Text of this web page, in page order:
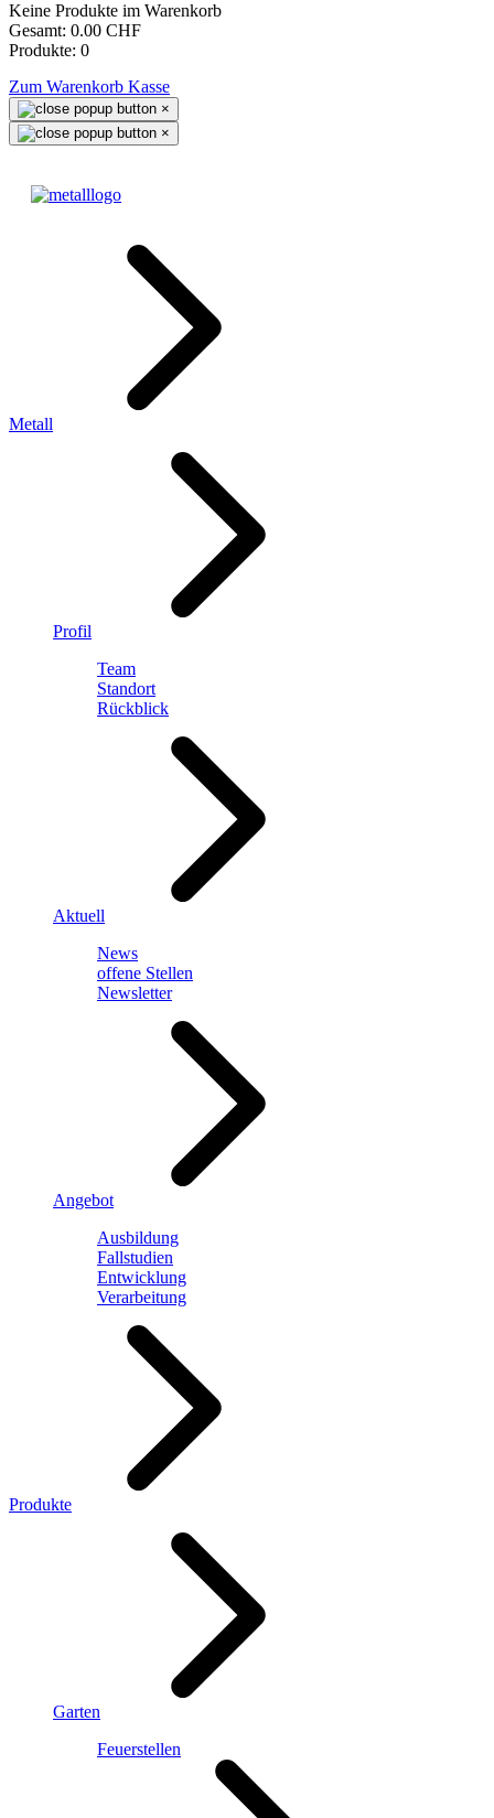
Keine Produkte im Warenkorb
Gesamt: 0.00 CHF
Produkte: 0
Zum Warenkorb Kasse
×
×
Metall
Profil
Team
Standort
Rückblick
Aktuell
News
offene Stellen
Newsletter
Angebot
Ausbildung
Fallstudien
Entwicklung
Verarbeitung
Produkte
Garten
Feuerstellen